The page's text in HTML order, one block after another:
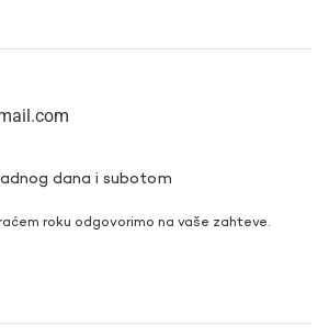
dana i subotom
roku odgovorimo na vaše zahteve.